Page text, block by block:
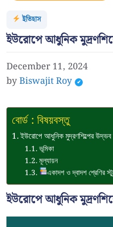
ইতিহাস
ইউরোপে আধুনিক
December 11, 2024
byBiswajit Roy
বোর্ড : বিষয়বস্তু
ইউরোপে আধুনিক মুদ্রণশিল্পের উদ্ভব
ভূমিকা
মূল্যায়ন
একাদশ ও দ্বাদশ শ্রেণির
ইউরোপে আধুনিক